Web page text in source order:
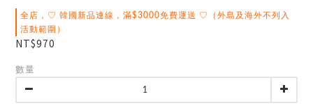
全店，♡ 韓國新品連線，滿$3000免費運送 ♡（外島及海外不列入
活動範圍）
NT$970
數量